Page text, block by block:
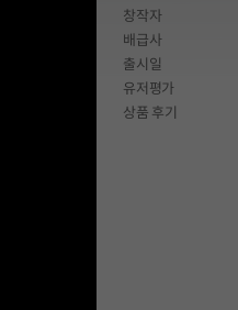
창작자
배급사
출시일
유저평가
상품 후기